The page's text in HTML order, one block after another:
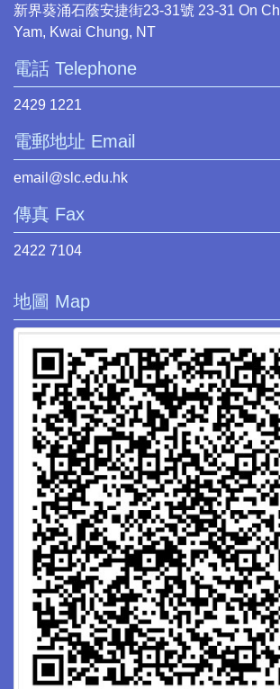
新界葵涌石蔭安捷街23-31號 23-31 On
Yam, Kwai Chung, NT
電話 Telephone
2429 1221
電郵地址 Email
email@slc.edu.hk
傳真 Fax
2422 7104
地圖 Map